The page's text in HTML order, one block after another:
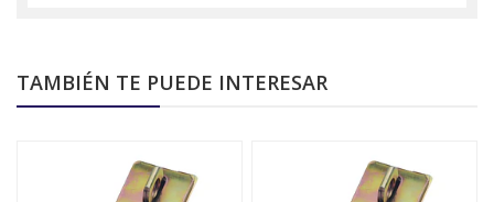
TAMBIÉN TE PUEDE INTERESAR